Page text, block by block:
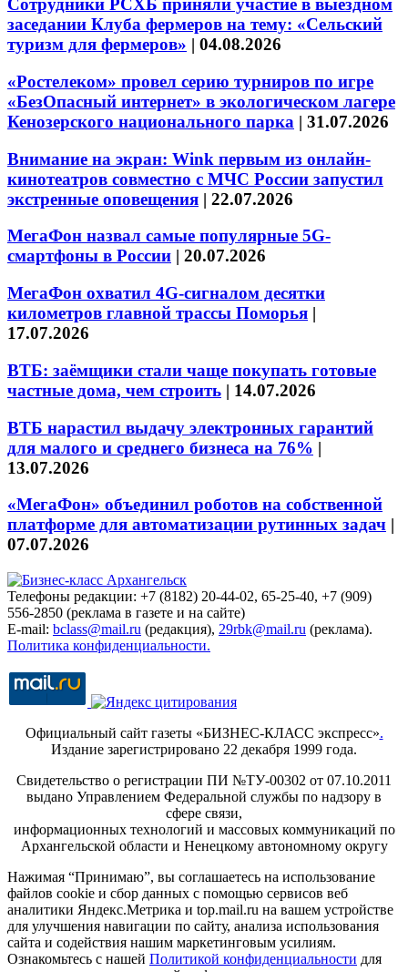
Сотрудники РСХБ приняли участие в выездном
заседании Клуба фермеров на тему: «Сельский
туризм для фермеров» | 04.08.2026
«Ростелеком» провел серию турниров по игре
«БезОпасный интернет» в экологическом лагере
Кенозерского национального парка | 31.07.2026
Внимание на экран: Wink первым из онлайн-
кинотеатров совместно с МЧС России запустил
экстренные оповещения | 22.07.2026
МегаФон назвал самые популярные 5G-
смартфоны в России | 20.07.2026
МегаФон охватил 4G-сигналом десятки
километров главной трассы Поморья |
17.07.2026
ВТБ: заёмщики стали чаще покупать готовые
частные дома, чем строить | 14.07.2026
ВТБ нарастил выдачу электронных гарантий
для малого и среднего бизнеса на 76% |
13.07.2026
«МегаФон» объединил роботов на собственной
платформе для автоматизации рутинных задач |
07.07.2026
Телефоны редакции: +7 (8182) 20-44-02, 65-25-40, +7 (909)
556-2850 (реклама в газете и на сайте)
E-mail: bclass@mail.ru (редакция), 29rbk@mail.ru (реклама).
Политика конфиденциальности.
Официальный сайт газеты «БИЗНЕС-КЛАСС экспресс».
Издание зарегистрировано 22 декабря 1999 года.
Свидетельство о регистрации ПИ №ТУ-00302 от 07.10.2011
выдано Управлением Федеральной службы по надзору в
сфере связи,
информационных технологий и массовых коммуникаций по
Архангельской области и Ненецкому автономному округу
Нажимая “Принимаю”, вы соглашаетесь на использование
файлов cookie и сбор данных с помощью сервисов веб
аналитики Яндекс.Метрика и top.mail.ru на вашем устройстве
для улучшения навигации по сайту, анализа использования
сайта и содействия нашим маркетинговым усилиям.
Ознакомьтесь с нашей Политикой конфиденциальности для